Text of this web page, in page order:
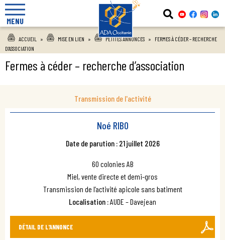
MENU
ACCUEIL » MISE EN LIEN » PETITES ANNONCES »
FERMES À CÉDER – RECHERCHE
D’ASSOCIATION
Fermes à céder – recherche d’association
Transmission de l'activité
Noé RIBO
Date de parution : 21 juillet 2026
60 colonies AB
Miel, vente directe et demi-gros
Transmission de l’activité apicole sans batiment
Localisation :AUDE – Davejean
DÉTAIL DE L'ANNONCE